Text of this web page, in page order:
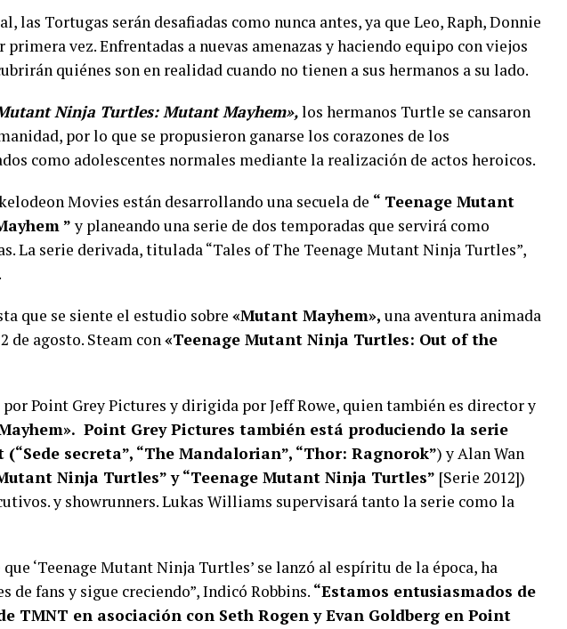
las Tortugas serán desafiadas como nunca antes, ya que Leo, Raph, Donnie
vez. Enfrentadas a nuevas amenazas y haciendo equipo con viejos
quiénes son en realidad cuando no tienen a sus hermanos a su lado.
Ninja Turtles: Mutant Mayhem»,los hermanos Turtle se cansaron
por lo que se propusieron ganarse los corazones de los
como adolescentes normales mediante la realización de actos heroicos.
Movies están desarrollando una secuela de “ Teenage Mutant
”y planeando una serie de dos temporadas que servirá como
La serie derivada, titulada “Tales of The Teenage Mutant Ninja Turtles”,
.
que se siente el estudio sobre «Mutant Mayhem», una aventura animada
de agosto. Steam con«Teenage Mutant Ninja Turtles: Out of the
Point Grey Pictures y dirigida por Jeff Rowe, quien también es director y
Point Grey Pictures también está produciendo la serie
secreta”, “The Mandalorian”, “Thor: Ragnorok”) y Alan Wan
Ninja Turtles” y “Teenage Mutant Ninja Turtles” [Serie 2012])
y showrunners. Lukas Williams supervisará tanto la serie como la
que ‘Teenage Mutant Ninja Turtles’ se lanzó al espíritu de la época, ha
de fans y sigue creciendo”, Indicó Robbins. “Estamos entusiasmados de
TMNT en asociación con Seth Rogen y Evan Goldberg en Point